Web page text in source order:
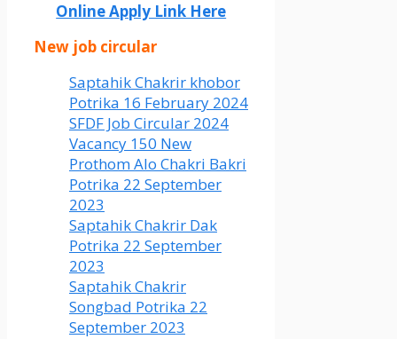
Online Apply Link Here
New job circular
Saptahik Chakrir khobor
Potrika 16 February 2024
SFDF Job Circular 2024
Vacancy 150 New
Prothom Alo Chakri Bakri
Potrika 22 September
2023
Saptahik Chakrir Dak
Potrika 22 ‍September
2023
Saptahik Chakrir
Songbad Potrika 22
September 2023